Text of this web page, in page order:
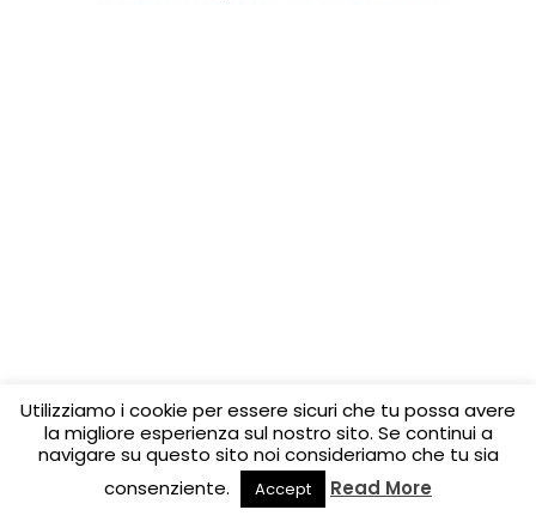
Utilizziamo i cookie per essere sicuri che tu possa avere
la migliore esperienza sul nostro sito. Se continui a
navigare su questo sito noi consideriamo che tu sia
consenziente.
Accept Read More